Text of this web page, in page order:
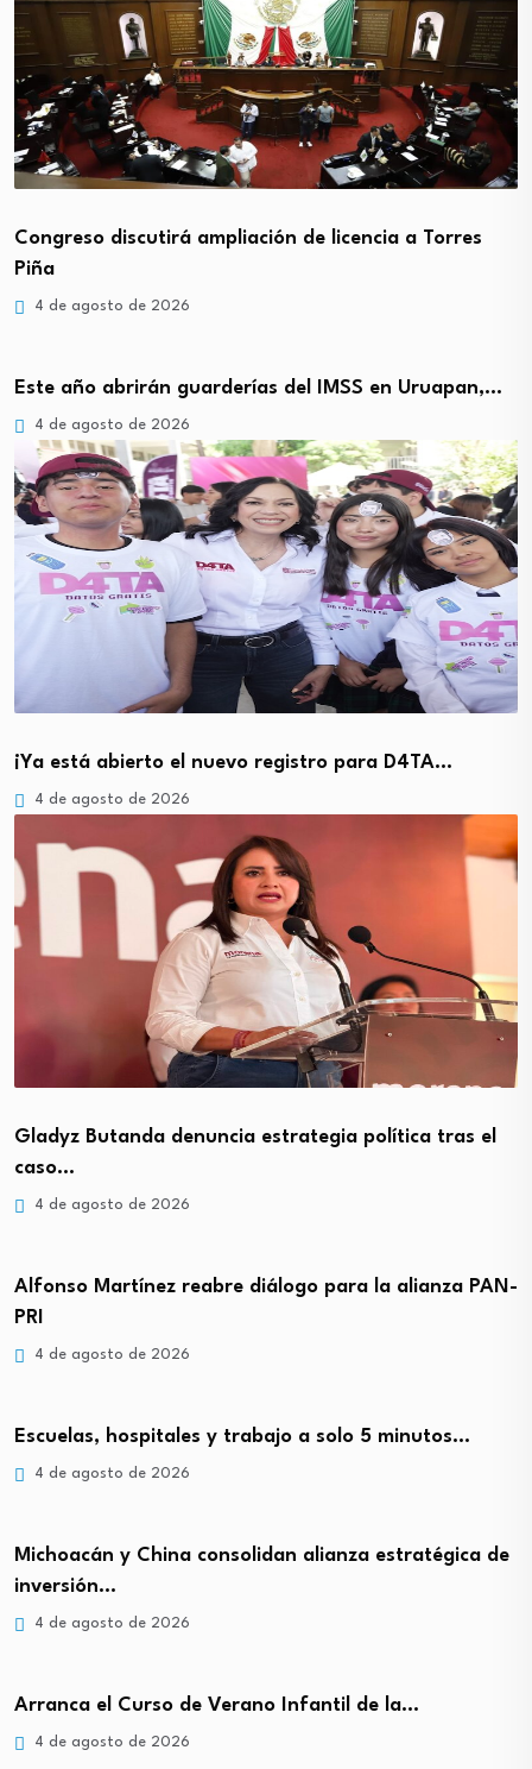
Congreso discutirá ampliación de licencia a Torres
Piña
4 de agosto de 2026
Este año abrirán guarderías del IMSS en Uruapan,…
4 de agosto de 2026
¡Ya está abierto el nuevo registro para D4TA…
4 de agosto de 2026
Gladyz Butanda denuncia estrategia política tras el
caso…
4 de agosto de 2026
Alfonso Martínez reabre diálogo para la alianza PAN-
PRI
4 de agosto de 2026
Escuelas, hospitales y trabajo a solo 5 minutos…
4 de agosto de 2026
Michoacán y China consolidan alianza estratégica de
inversión…
4 de agosto de 2026
Arranca el Curso de Verano Infantil de la…
4 de agosto de 2026